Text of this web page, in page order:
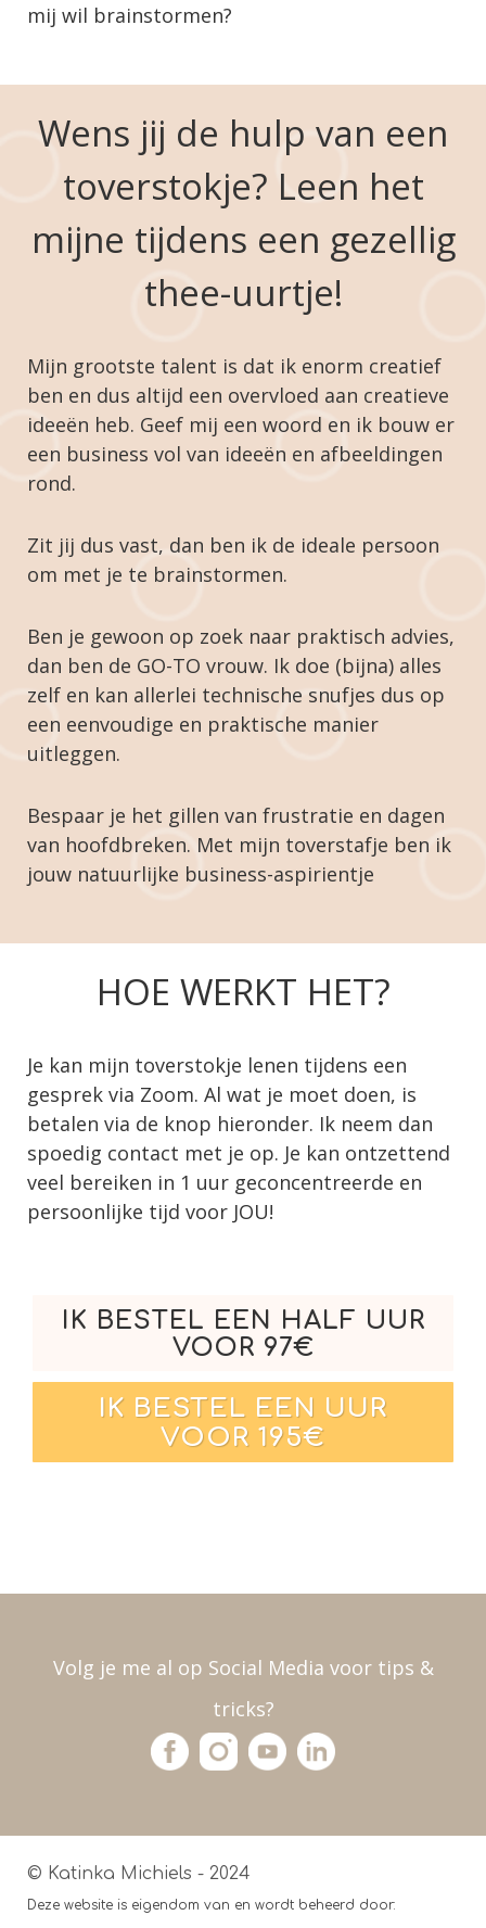
mij wil brainstormen?
Wens jij de hulp van een
toverstokje? Leen het
mijne tijdens een gezellig
thee-uurtje!
Mijn grootste talent is dat ik enorm creatief
ben en dus altijd een overvloed aan creatieve
ideeën heb. Geef mij een woord en ik bouw er
een business vol van ideeën en afbeeldingen
rond.
Zit jij dus vast, dan ben ik de ideale persoon
om met je te brainstormen.
Ben je gewoon op zoek naar praktisch advies,
dan ben de GO-TO vrouw. Ik doe (bijna) alles
zelf en kan allerlei technische snufjes dus op
een eenvoudige en praktische manier
uitleggen.
Bespaar je het gillen van frustratie en dagen
van hoofdbreken. Met mijn toverstafje ben ik
jouw natuurlijke business-aspirientje
HOE WERKT HET?
Je kan mijn toverstokje lenen tijdens een
gesprek via Zoom. Al wat je moet doen, is
betalen via de knop hieronder. Ik neem dan
spoedig contact met je op. Je kan ontzettend
veel bereiken in 1 uur geconcentreerde en
persoonlijke tijd voor JOU!
IK BESTEL EEN HALF UUR
VOOR 97€
IK BESTEL EEN UUR
VOOR 195€
Volg je me al op Social Media voor tips &
tricks?
© Katinka Michiels - 2024
Deze website is eigendom van en wordt beheerd door: